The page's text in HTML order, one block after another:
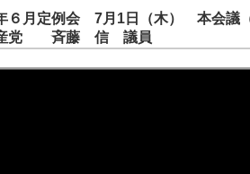
６月定例会 7月1日（木） 本会議（
産党 斉藤 信 議員